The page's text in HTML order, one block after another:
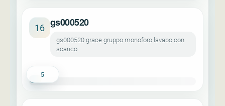
16 gs000520
gs000520 grace gruppo monoforo lavabo con
scarico
5